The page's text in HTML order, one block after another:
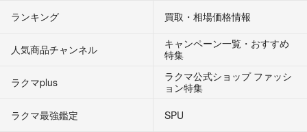
ランキング 買取・相場価格情報
人気商品チャンネル
キャンペーン一覧・おすすめ
特集
ラクマplus
ラクマ公式ショップ ファッシ
ョン特集
ラクマ最強鑑定
SPU